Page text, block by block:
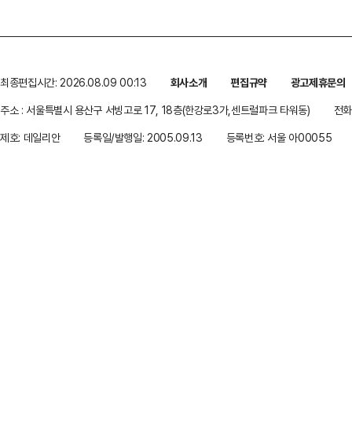
최종편집시간: 2026.08.09 00:13 회사소개 편집규약
광고제휴문의
주소 : 서울특별시 용산구 서빙고로 17, 18층(한강로3가,센트럴파크 타워동)
전
제호: 데일리안
등록일/발행일: 2005.09.13 등록번호: 서울 아00055